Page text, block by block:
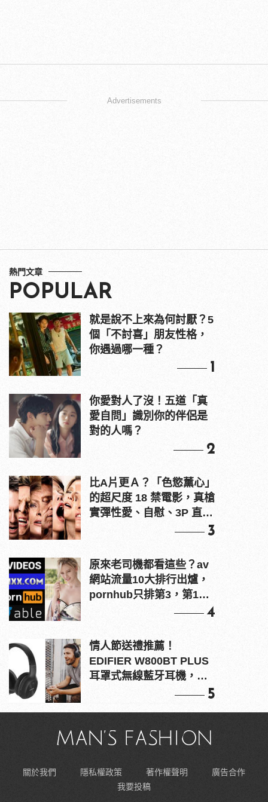
Advertisements
熱門文章
POPULAR
就是說不上來為何討厭？5
個「不討喜」朋友性格，
你遇過哪一種？
1
你愛對人了沒！五道「真
愛自問」識別你的伴侶是
對的人嗎？
2
比A片更Ａ？「色慾薰心」
的超尺度 18 禁電影，真槍
實彈性愛、自慰、3P 直接
3
原來老司機都看這些？av
網站流量10大排行出爐，
pornhub只排第3，第1名
4
情人節送禮推薦！
EDIFIER W800BT PLUS
耳罩式無線藍牙耳機，在
5
關於我們 隱私權政策 著作權聲明
廣告合作
我要投稿